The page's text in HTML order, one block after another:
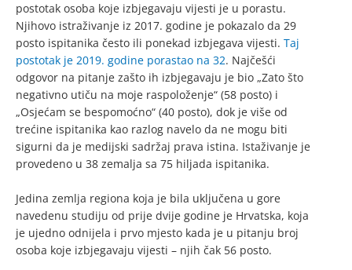
postotak osoba koje izbjegavaju vijesti je u porastu.
Njihovo istraživanje iz 2017. godine je pokazalo da 29
posto ispitanika često ili ponekad izbjegava vijesti. Taj
postotak je 2019. godine porastao na 32. Najčešći
odgovor na pitanje zašto ih izbjegavaju je bio „Zato što
negativno utiču na moje raspoloženje“ (58 posto) i
„Osjećam se bespomoćno“ (40 posto), dok je više od
trećine ispitanika kao razlog navelo da ne mogu biti
sigurni da je medijski sadržaj prava istina. Istaživanje je
provedeno u 38 zemalja sa 75 hiljada ispitanika.
Jedina zemlja regiona koja je bila uključena u gore
navedenu studiju od prije dvije godine je Hrvatska, koja
je ujedno odnijela i prvo mjesto kada je u pitanju broj
osoba koje izbjegavaju vijesti – njih čak 56 posto.